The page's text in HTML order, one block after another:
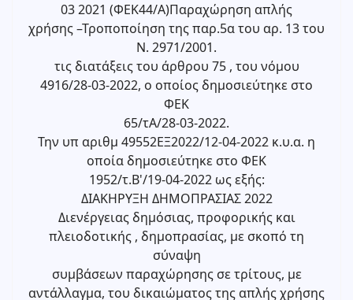
03 2021 (ΦΕΚ44/Α)Παραχώρηση απλής
χρήσης –Τροποποίηση της παρ.5α του αρ. 13 του
Ν. 2971/2001.
τις διατάξεις του άρθρου 75 , του νόμου
4916/28-03-2022, ο οποίος δημοσιεύτηκε στο
ΦΕΚ
65/τΑ/28-03-2022.
Την υπ αριθμ 49552ΕΞ2022/12-04-2022 κ.υ.α. η
οποία δημοσιεύτηκε στο ΦΕΚ
1952/τ.Β'/19-04-2022 ως εξής:
ΔΙΑΚΗΡΥΞΗ ΔΗΜΟΠΡΑΣΙΑΣ 2022
Διενέργειας δημόσιας, προφορικής και
πλειοδοτικής , δημοπρασίας, με σκοπό τη
σύναψη
συμβάσεων παραχώρησης σε τρίτους, με
αντάλλαγμα, του δικαιώματος της απλής χρήσης